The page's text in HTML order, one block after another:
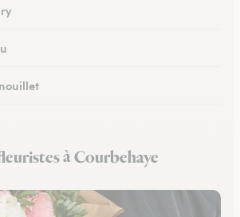
à Courbehaye